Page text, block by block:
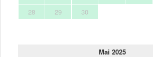
28
29 30
Mai 2025